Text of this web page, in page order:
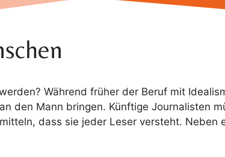
Während früher der Beruf mit
den Mann bringen. Künftige Journalisten
dass sie jeder Leser versteht. Neben